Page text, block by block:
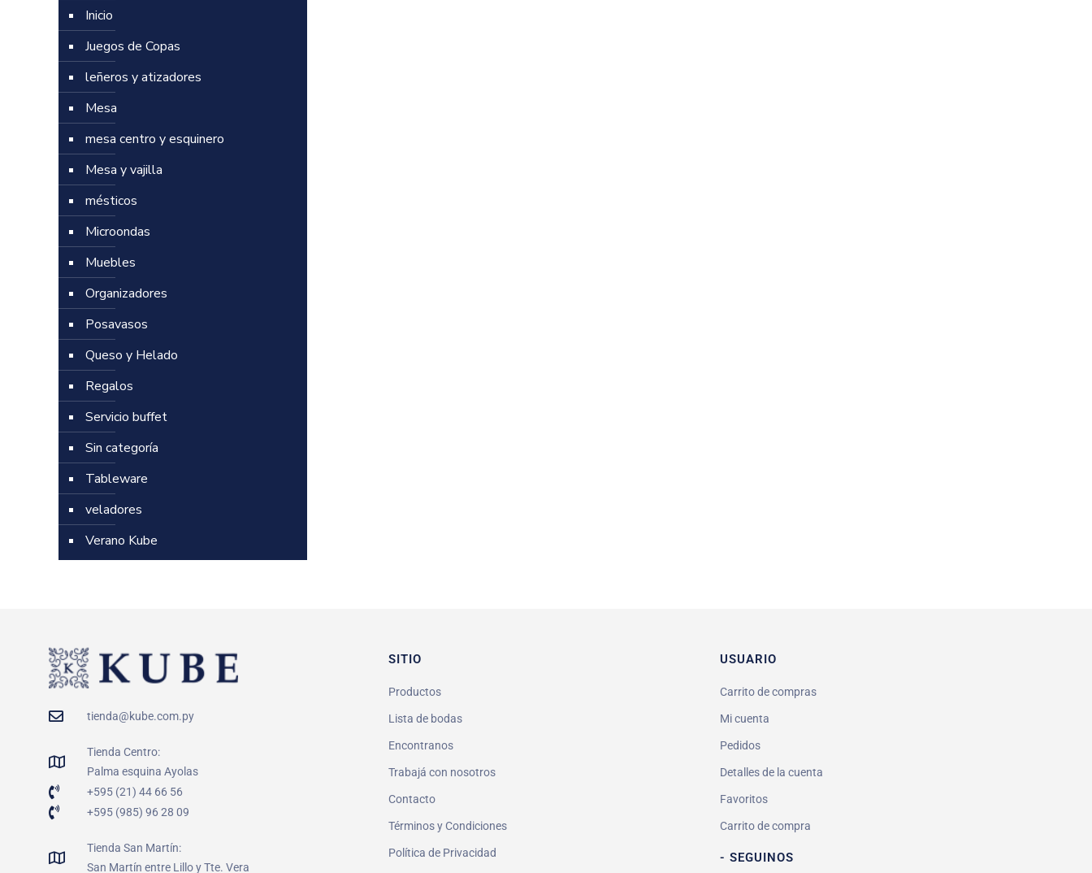
Inicio
Juegos de Copas
leñeros y atizadores
Mesa
mesa centro y esquinero
Mesa y vajilla
mésticos
Microondas
Muebles
Organizadores
Posavasos
Queso y Helado
Regalos
Servicio buffet
Sin categoría
Tableware
veladores
Verano Kube
tienda@kube.com.py
Tienda Centro:
Palma esquina Ayolas
+595 (21) 44 66 56
+595 (985) 96 28 09
Tienda San Martín:
San Martín entre Lillo y Tte. Vera
SITIO
Productos
Lista de bodas
Encontranos
Trabajá con nosotros
Contacto
Términos y Condiciones
Política de Privacidad
USUARIO
Carrito de compras
Mi cuenta
Pedidos
Detalles de la cuenta
Favoritos
Carrito de compra
- SEGUINOS